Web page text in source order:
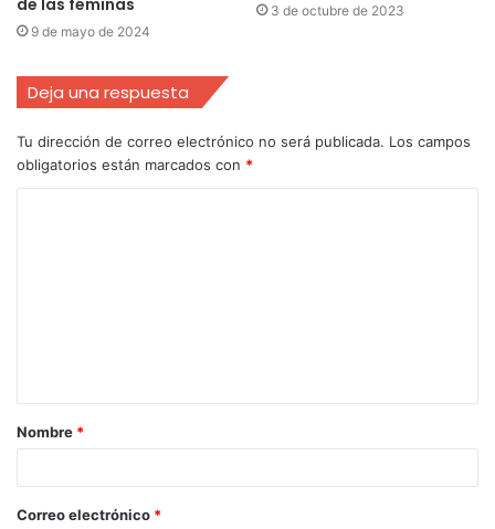
9 de mayo de 2024
3 de octubre de 2023
Deja una respuesta
Tu dirección de correo electrónico no será publicada. Los campos
obligatorios están marcados con *
Nombre *
Correo electrónico *